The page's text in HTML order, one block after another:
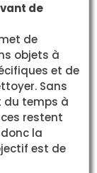
de
de
objets à
et de
Sans
du temps à
restent
la
est de